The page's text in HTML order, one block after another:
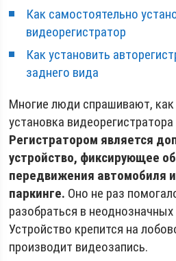
Как самостоятельно
видеорегистратор
Как установить
заднего вида
Многие люди спрашивают,
установка
Регистратором является
устройство, фиксирующее
передвижения автомобиля
паркинге. Оно не раз
разобраться в неоднозначных
Устройство крепится на
производит видеозапись.